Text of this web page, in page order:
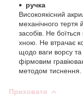
ручка
Високоякісний
механічного тертя
засобів. Не
хною. Не втрачає
щодо ваги ворсу
фірмовим
методом тиснення.
Приховати